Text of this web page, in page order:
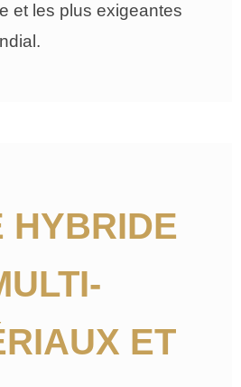
et les plus exigeantes
HYBRIDE
ET